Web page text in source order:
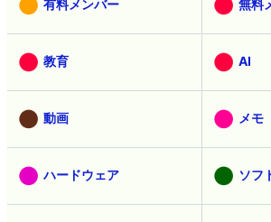
有料メンバー 無料
教育 AI
動画 メモ
ハードウェア ソフ